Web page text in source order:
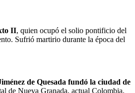
II, quien ocupó el solio pontificio del
Sufrió martirio durante la época del
de Quesada fundó la ciudad de
de Nueva Granada, actual Colombia.